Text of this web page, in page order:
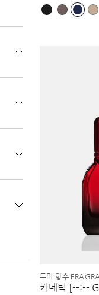
투미 향수
키네틱 [--:--